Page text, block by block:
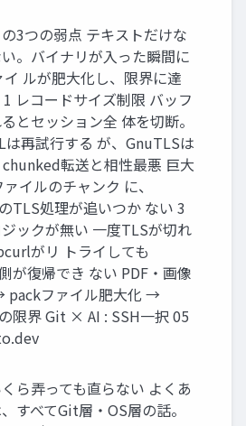
3つの弱点 テキストだけな
。バイナリが入った瞬間に
ルが肥大化し、限界に達
1 レコードサイズ制限 バッフ
とセッション全 体を切断。
は再試行する が、GnuTLSは
chunked転送と相性最悪 巨大
イルのチャンク に、
TLS処理が追いつか ない 3
ックが無い 一度TLSが切れ
がリ トライしても
が復帰でき ない PDF・画像
packファイル肥大化 →
限界 Git × AI : SSH一択 05
ら弄っても直らない よくあ
すべてGit層・OS層の話。